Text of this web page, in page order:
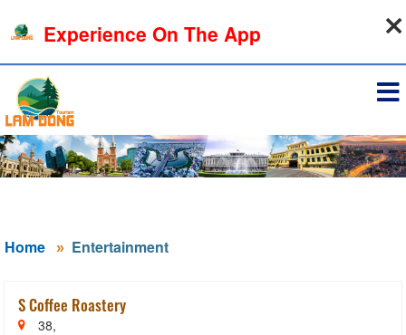
Home Entertainment
S Coffee Roastery
38,
Experience On The App